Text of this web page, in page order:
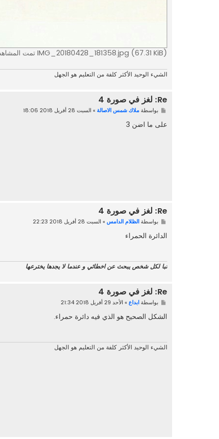
IMG_20180428_181358.jpg (67.31 KiB) تمت المشاهدة 75982 مرةً
الشيء الوحيد الأكثر كلفة من التعليم هو الجهل
Re: لغز في صورة 4
م
ر
بواسطةملاك شمس الاصالة» السبت 28 أفريل 2018 18:06
على ما اضن 3
Re: لغز في صورة 4
م
ا
ر
بواسطةالظلام الدامس» السبت 28 أفريل 2018 22:23
الدائرة الحمراء
تبا لكل شخص يبحث عن اخطائي و عندما لا يجدها يخترعها
Re: لغز في صورة 4
م
ا
ر
بواسطةابداع» الأحد 29 أفريل 2018 21:34
الشكل الصحيح هو الذي فيه دائرة حمراء.
الشيء الوحيد الأكثر كلفة من التعليم هو الجهل